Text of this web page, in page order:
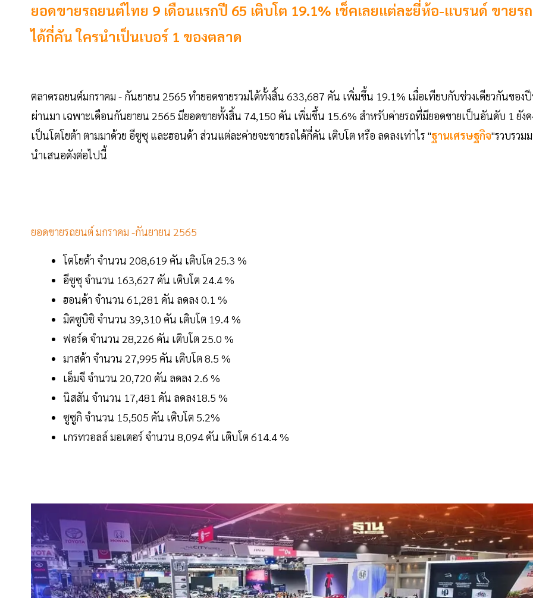
ยอดขายรถยนต์ไทย 9 เดือนแรกปี 65 เติบโต 19.1% เช็คเลยแต่ละยี่ห้อ-แบรนด์ ขายรถ
ได้กี่คัน ใครนำเป็นเบอร์ 1 ของตลาด
ตลาดรถยนต์มกราคม - กันยายน 2565 ทำยอดขายรวมได้ทั้งสิ้น 633,687 คัน เพิ่มขึ้น 19.1% เมื่อเทียบกับช่วงเดียวกันของ
ผ่านมา เฉพาะเดือนกันยายน 2565 มียอดขายทั้งสิ้น 74,150 คัน เพิ่มขึ้น 15.6% สำหรับค่ายรถที่มียอดขายเป็นอันดับ 1 ยังค
เป็นโตโยต้า ตามมาด้วย อีซูซุ และฮอนด้า ส่วนแต่ละค่ายจะขายรถได้กี่คัน เติบโต หรือ ลดลงเท่าไร "ฐานเศรษฐกิจ"รวบรวม
นำเสนอดังต่อไปนี้
ยอดขายรถยนต์ มกราคม -กันยายน 2565
โตโยต้า จำนวน 208,619 คัน เติบโต 25.3 %
อีซูซุ จำนวน 163,627 คัน เติบโต 24.4 %
ฮอนด้า จำนวน 61,281 คัน ลดลง 0.1 %
มิตซูบิชิ จำนวน 39,310 คัน เติบโต 19.4 %
ฟอร์ด จำนวน 28,226 คัน เติบโต 25.0 %
มาสด้า จำนวน 27,995 คัน เติบโต 8.5 %
เอ็มจี จำนวน 20,720 คัน ลดลง 2.6 %
นิสสัน จำนวน 17,481 คัน ลดลง18.5 %
ซูซูกิ จำนวน 15,505 คัน เติบโต 5.2%
เกรทวอลล์ มอเตอร์ จำนวน 8,094 คัน เติบโต 614.4 %